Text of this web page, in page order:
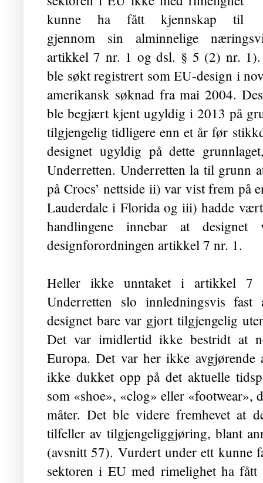
kunne ha fått kjennskap til
gjennom sin alminnelige
artikkel 7 nr. 1 og dsl. § 5 (2) nr. 1).
ble søkt registrert som EU-design i
amerikansk søknad fra mai 2004.
ble begjært kjent ugyldig i 2013 på
tilgjengelig tidligere enn et år før
designet ugyldig på dette
Underretten. Underretten la til grunn
på Crocs’ nettside ii) var vist frem på
Lauderdale i Florida og iii) hadde
handlingene innebar at
designforordningen artikkel 7 nr. 1.
Heller ikke unntaket i artikkel 7
Underretten slo innledningsvis
designet bare var gjort tilgjengelig
Det var imidlertid ikke bestridt at
Europa. Det var her ikke
ikke dukket opp på det aktuelle
som «shoe», «clog» eller «footwear»,
måter. Det ble videre fremhevet at
tilfeller av tilgjengeliggjøring, blant
(avsnitt 57). Vurdert under ett kunne
sektoren i EU med rimelighet ha